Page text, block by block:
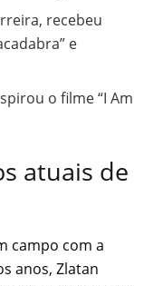
recebeu
e
o filme “I Am
atuais de
campo com a
anos, Zlatan